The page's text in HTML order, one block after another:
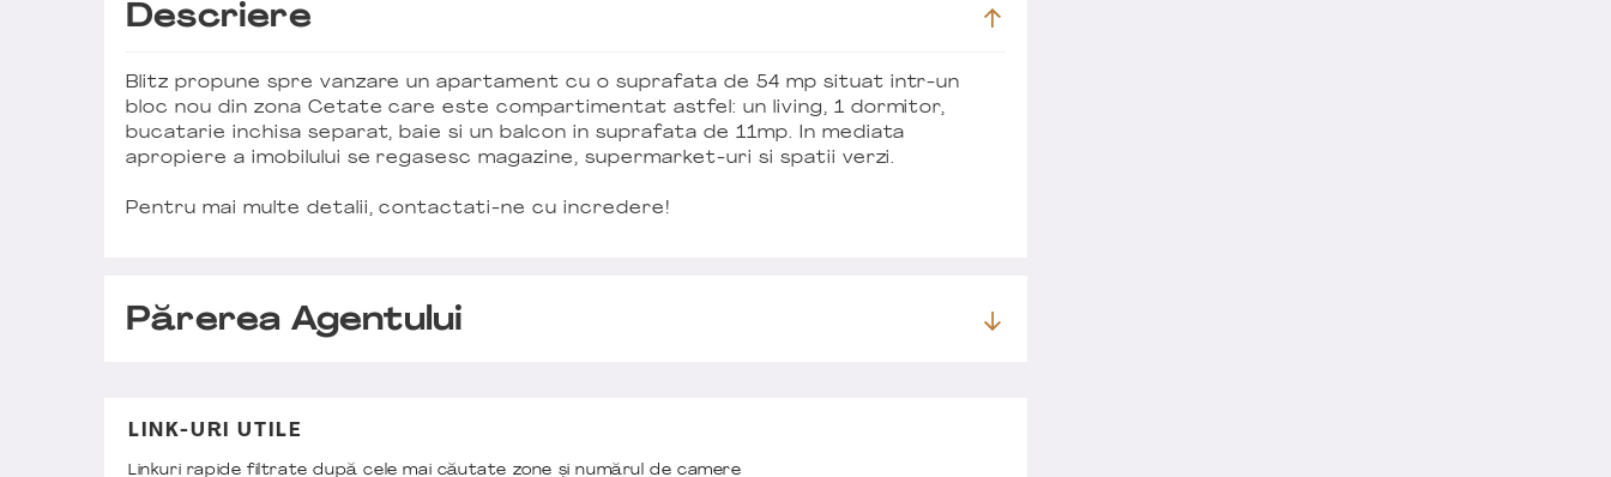
Descriere
Blitz propune spre vanzare un apartament cu o suprafata de 54 mp situat intr-un
bloc nou din zona Cetate care este compartimentat astfel: un living, 1 dormitor,
bucatarie inchisa separat, baie si un balcon in suprafata de 11mp. In mediata
apropiere a imobilului se regasesc magazine, supermarket-uri si spatii verzi.
Pentru mai multe detalii, contactati-ne cu incredere!
Părerea Agentului
LINK-URI UTILE
Linkuri rapide filtrate după cele mai căutate zone și numărul de camere